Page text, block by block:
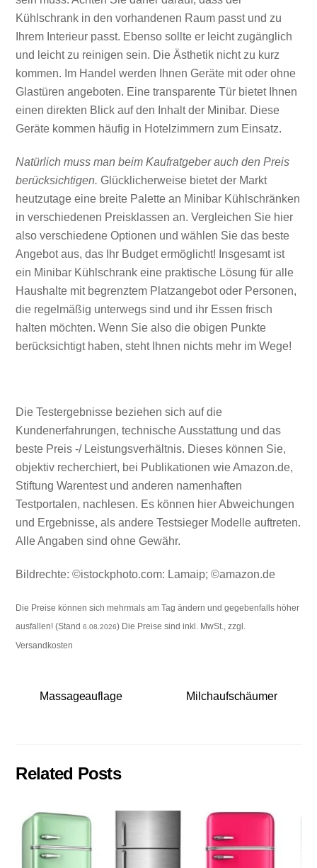
Kühlschrank in den vorhandenen Raum passt und zu
Ihrem Interieur passt. Ebenso sollte er leicht zugänglich
und leicht zu reinigen sein. Die Ästhetik nicht zu kurz
kommen. Im Handel werden Ihnen Geräte mit oder ohne
Glastüren angeboten. Eine transparente Tür bietet Ihnen
einen direkten Blick auf den Inhalt der Minibar. Diese
Geräte kommen häufig in Hotelzimmern zum Einsatz.
Natürlich muss man beim Kaufratgeber auch den Preis
berücksichtigen. Glücklicherweise bietet der Markt
heutzutage eine breite Palette an Minibar Kühlschränken
in verschiedenen Preisklassen an. Vergleichen Sie hier
also verschiedene Optionen und wählen Sie das beste
Angebot aus, das Ihr Budget ermöglicht! Insgesamt ist
ein Minibar Kühlschrank eine praktische Lösung für alle
Haushalte mit begrenztem Platzangebot oder Personen,
die regelmäßig unterwegs sind und ihr Essen frisch
halten möchten. Wenn Sie also die obigen Punkte
berücksichtigt haben, steht Ihnen nichts mehr im Wege!
Die Testergebnisse beziehen sich auf die
Kundenerfahrungen, technische Ausstattung und das
beste Preis -/ Leistungsverhältnis. Dieses können Sie,
objektiv recherchiert, bei Publikationen wie Amazon.de,
Stiftung Warentest und anderen namenhaften
Testportalen, nachlesen. Es können hier Abweichungen
und Ergebnisse, als andere Testsieger Modelle auftreten.
Alle Angaben sind ohne Gewähr.
Bildrechte: ©istockphoto.com: Lamaip; ©amazon.de
Die Preise können sich mehrmals am Tag ändern und gegebenfalls höher
ausfallen! (Stand6.08.2026) Die Preise sind inkl. MwSt., zzgl.
Versandkosten
Massageauflage Milchaufschäumer
Related Posts